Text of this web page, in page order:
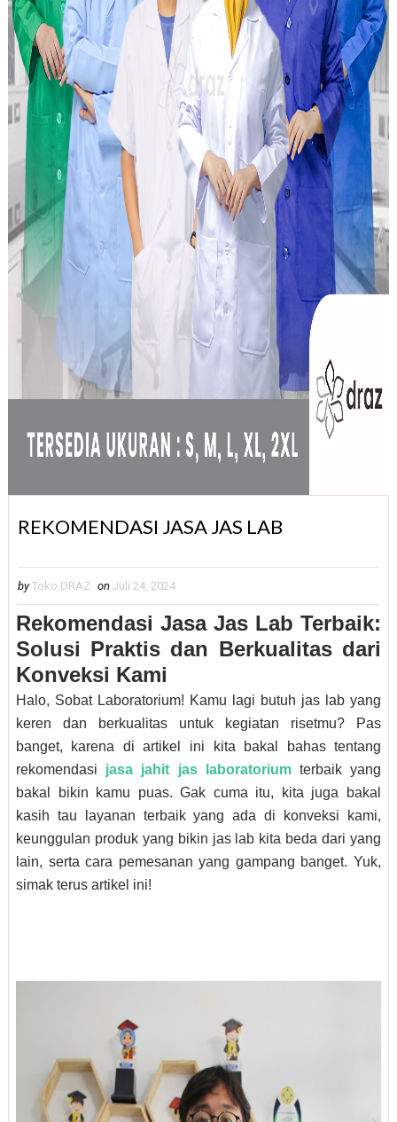
REKOMENDASI JASA JAS LAB
by Toko DRAZ on Juli 24, 2024
Rekomendasi Jasa Jas Lab Terbaik:
Solusi Praktis dan Berkualitas dari
Konveksi Kami
Halo, Sobat Laboratorium! Kamu lagi butuh jas lab yang
keren dan berkualitas untuk kegiatan risetmu? Pas
banget, karena di artikel ini kita bakal bahas tentang
rekomendasi jasa jahit jas laboratoriumterbaik yang
bakal bikin kamu puas. Gak cuma itu, kita juga bakal
kasih tau layanan terbaik yang ada di konveksi kami,
keunggulan produk yang bikin jas lab kita beda dari yang
lain, serta cara pemesanan yang gampang banget. Yuk,
simak terus artikel ini!